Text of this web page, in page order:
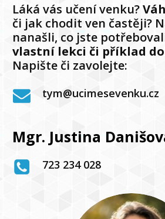
Láká vás učení venku?
či jak chodit ven častěji?
nanašli, co jste
vlastní lekci či příklad
Napište či zavolejte:
tym@ucimesevenku.cz
Mgr. Justina
723 234 028